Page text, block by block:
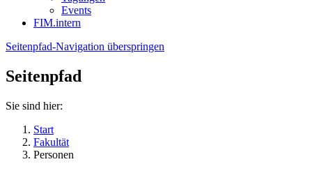
Events
FIM.intern
Seitenpfad-Navigation überspringen
Seitenpfad
Sie sind hier:
Start
Fakultät
Personen